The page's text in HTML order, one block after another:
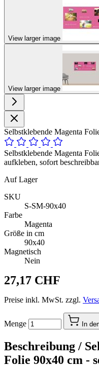
View larger image
View larger image
Selbstklebende Magenta
Selbstklebende Magenta
aufkleben, sofort
Auf Lager
SKU
S-SM-90x40
Farbe
Magenta
Größe in cm
90x40
Magnetisch
Nein
27,17 CHF
Preise inkl. MwSt. zzgl.
Menge In
Beschreibung /
Folie 90x40 cm -